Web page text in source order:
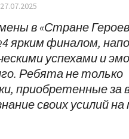
27.07.2025
в «Стране
ярким финалом,
успехами и
Ребята не только
приобретенные за
своих усилий